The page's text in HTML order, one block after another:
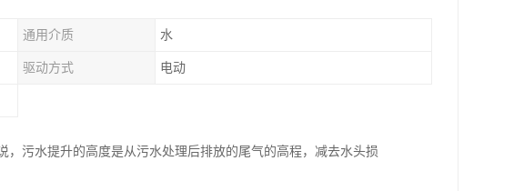
通用介质 水
驱动方式 电动
污水提升的高度是从污水处理后排放的尾气的高程，减去水头损